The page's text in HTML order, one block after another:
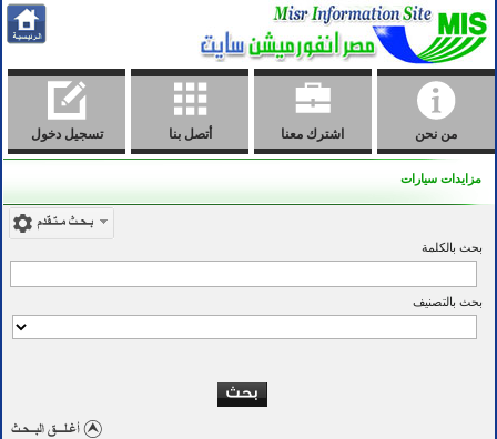
من نحن اشترك معنا أتصل بنا تسجيل دخول
مزايدات سيارات
بحث بالكلمة
بحث بالتصنيف